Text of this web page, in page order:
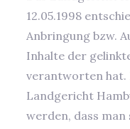
12.05.1998
Anbringung bzw.
Inhalte der
verantworten hat.
Landgericht
werden, dass man